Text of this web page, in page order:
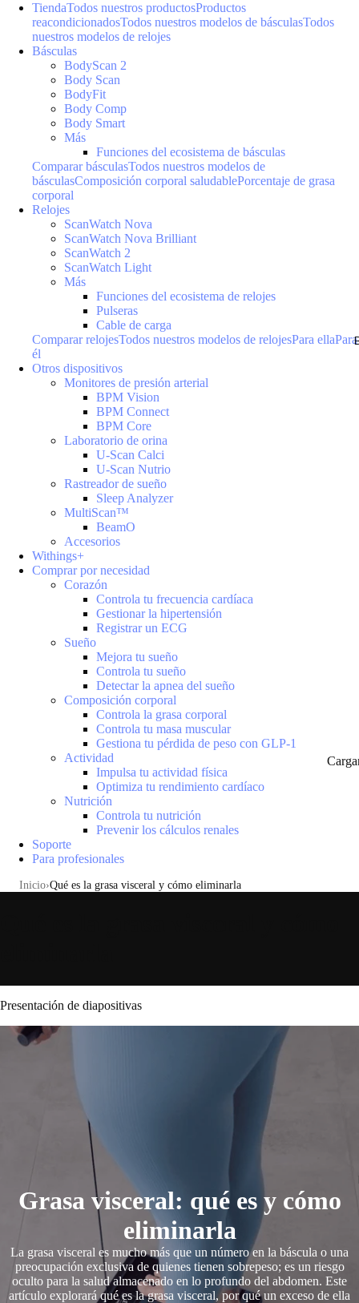
TiendaTodos nuestros productosProductos
reacondicionadosTodos nuestros modelos de básculasTodos
nuestros modelos de relojes
Básculas
BodyScan 2
Body Scan
BodyFit
Body Comp
Body Smart
Más
Funciones del ecosistema de básculas
Comparar básculasTodos nuestros modelos de
básculasComposición corporal saludablePorcentaje de grasa
corporal
Relojes
ScanWatch Nova
ScanWatch Nova Brilliant
ScanWatch 2
ScanWatch Light
Más
Funciones del ecosistema de relojes
Pulseras
Cable de carga
Comparar relojesTodos nuestros modelos de relojesPara ellaPara
él
Otros dispositivos
Monitores de presión arterial
BPM Vision
BPM Connect
BPM Core
Laboratorio de orina
U-Scan Calci
U-Scan Nutrio
Rastreador de sueño
Sleep Analyzer
MultiScan™
BeamO
Accesorios
Withings+
Comprar por necesidad
Corazón
Controla tu frecuencia cardíaca
Gestionar la hipertensión
Registrar un ECG
Sueño
Mejora tu sueño
Controla tu sueño
Detectar la apnea del sueño
Composición corporal
Controla la grasa corporal
Controla tu masa muscular
Gestiona tu pérdida de peso con GLP-1
Actividad
Impulsa tu actividad física
Optimiza tu rendimiento cardíaco
Nutrición
Controla tu nutrición
Prevenir los cálculos renales
Soporte
Para profesionales
Inicio Qué es la grasa visceral y cómo eliminarla
Presentación de diapositivas
Grasa visceral: qué es y cómo
eliminarla
La grasa visceral es mucho más que un número en la báscula o una
preocupación exclusiva de quienes tienen sobrepeso; es un riesgo
oculto para la salud almacenado en lo profundo del abdomen. Este
artículo explorará qué es la grasa visceral, por qué un exceso de ella